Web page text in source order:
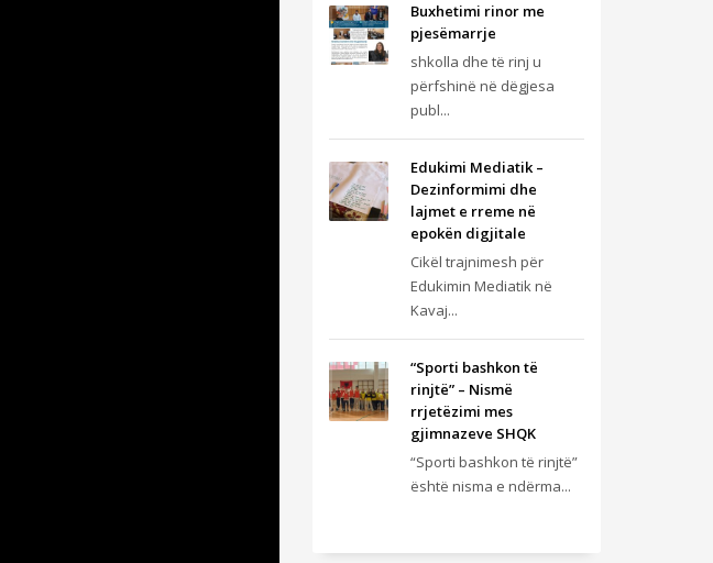
Buxhetimi rinor me
pjesëmarrje
shkolla dhe të rinj u
përfshinë në dëgjesa
publ...
Edukimi Mediatik –
Dezinformimi dhe
lajmet e rreme në
epokën digjitale
Cikël trajnimesh për
Edukimin Mediatik në
Kavaj...
“Sporti bashkon të
rinjtë” – Nismë
rrjetëzimi mes
gjimnazeve SHQK
“Sporti bashkon të rinjtë”
është nisma e ndërma...